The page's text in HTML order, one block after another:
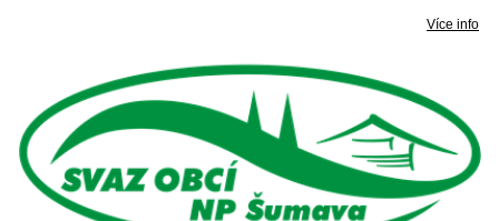
Více info